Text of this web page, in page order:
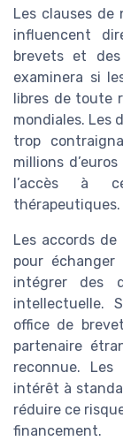
Les clauses
influencent
brevets et des
examinera si
libres de toute
mondiales. Les
trop
millions
l’accès à
thérapeutiques.
Les accords
pour échanger
intégrer des
intellectuelle.
office de
partenaire
reconnue.
intérêt à
réduire ce
financement.